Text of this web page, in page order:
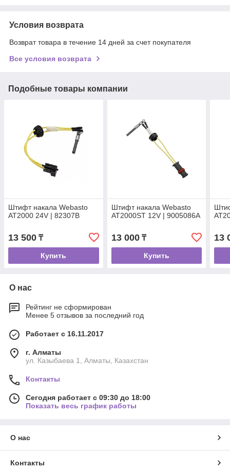
Условия возврата
Возврат товара в течение 14 дней за счет покупателя
Все условия возврата
Подобные товары компании
Штифт накала Webasto
AT2000 24V | 82307B
13 500 ₸
Купить
Штифт накала Webasto
AT2000ST 12V | 9005086A
13 000₸
Купить
13
О нас
Рейтинг не сформирован
Менее 5 отзывов за последний год
Работает с 16.11.2017
г. Алматы
ул. Казыбаева 1, Алматы, Казахстан
Контакты
Сегодня работает с 09:30 до 18:00
Показать весь график работы
О нас
Контакты